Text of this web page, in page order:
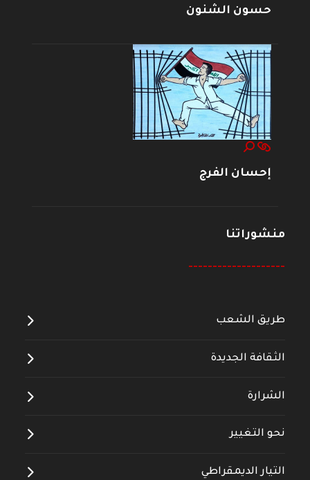
حسون الشنون
إحسان الفرج
منشوراتنا
--------------------
طريق الشعب
الثقافة الجديدة
الشرارة
نحو التغيير
التيار الديمقراطي